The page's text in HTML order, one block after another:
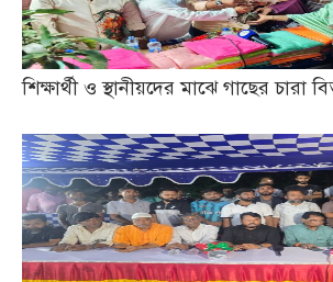
শিক্ষার্থী ও স্থানীয়দের মাঝে গাছের চারা